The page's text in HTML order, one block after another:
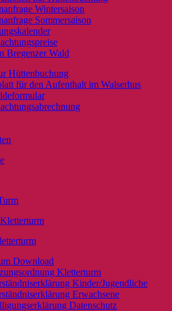
Wintersaison
Sommersaison
Bregenzer Wald
Hüttenbuchung
für den Aufenthalt im Walserhus
Download
Kletterturm
Kinder/Jugendliche
Erwachsene
Datenschutz